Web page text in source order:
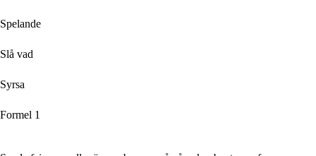
Spelande
Slå vad
Syrsa
Formel 1